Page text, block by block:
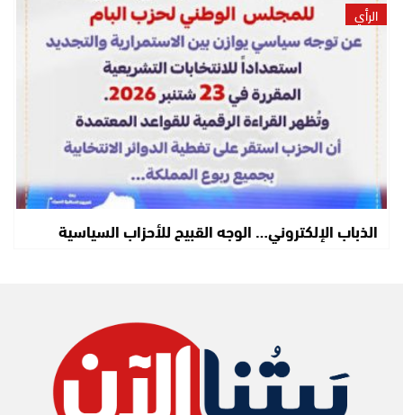
الرأي
الذباب الإلكتروني… الوجه القبيح للأحزاب السياسية